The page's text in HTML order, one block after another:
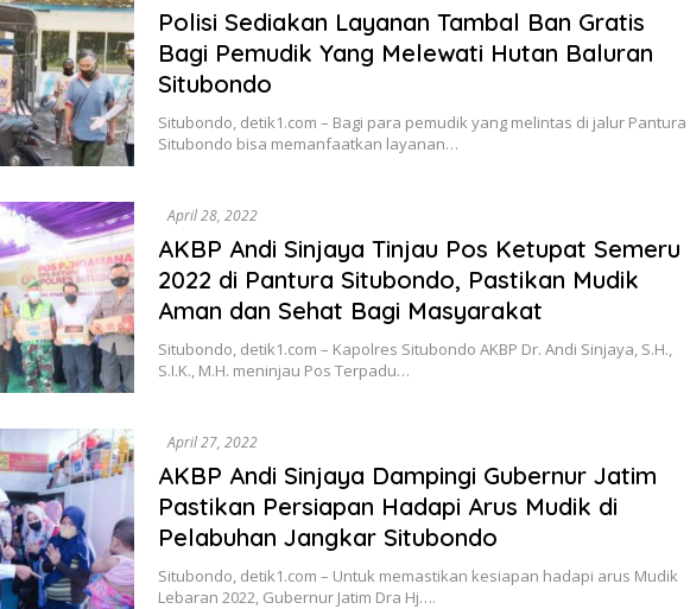
Polisi Sediakan Layanan Tambal Ban Gratis
Bagi Pemudik Yang Melewati Hutan Baluran
Situbondo
Situbondo, detik1.com – Bagi para pemudik yang melintas di jalur Pantura
Situbondo bisa memanfaatkan layanan…
April 28, 2022
AKBP Andi Sinjaya Tinjau Pos Ketupat Semeru
2022 di Pantura Situbondo, Pastikan Mudik
Aman dan Sehat Bagi Masyarakat
Situbondo, detik1.com – Kapolres Situbondo AKBP Dr. Andi Sinjaya, S.H.,
S.I.K., M.H. meninjau Pos Terpadu…
April 27, 2022
AKBP Andi Sinjaya Dampingi Gubernur Jatim
Pastikan Persiapan Hadapi Arus Mudik di
Pelabuhan Jangkar Situbondo
Situbondo, detik1.com – Untuk memastikan kesiapan hadapi arus Mudik
Lebaran 2022, Gubernur Jatim Dra Hj….